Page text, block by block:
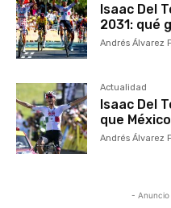
Isaac Del
2031: qué
Andrés Álvarez
Actualidad
Isaac Del
que
Andrés Álvarez
- Anuncio